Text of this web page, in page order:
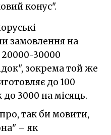
конус".
замовлення на
30000
зокрема той же
до 100
3000 на місяць.
так би мовити,
– як